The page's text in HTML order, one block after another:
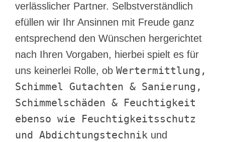
verlässlicher Partner. Selbstverständlich
efüllen wir Ihr Ansinnen mit Freude ganz
entsprechend den Wünschen hergerichtet
nach Ihren Vorgaben, hierbei spielt es für
uns keinerlei Rolle, ob Wertermittlung,
Schimmel Gutachten & Sanierung,
Schimmelschäden & Feuchtigkeit
ebenso wie Feuchtigkeitsschutz
und Abdichtungstechnik und